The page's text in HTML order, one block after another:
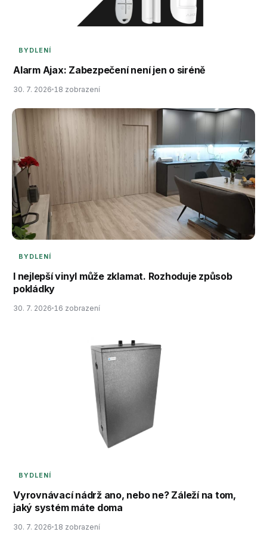
BYDLENÍ
Alarm Ajax: Zabezpečení není jen o siréně
30. 7. 2026 18 zobrazení
BYDLENÍ
I nejlepší vinyl může zklamat. Rozhoduje způsob
pokládky
30. 7. 2026 16 zobrazení
BYDLENÍ
Vyrovnávací nádrž ano, nebo ne? Záleží na tom,
jaký systém máte doma
30. 7. 2026 18 zobrazení